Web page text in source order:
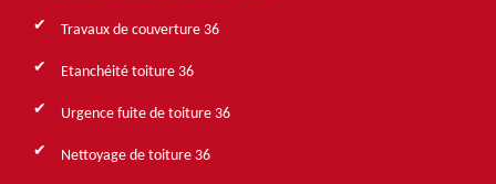
Travaux de couverture 36
Etanchéité toiture 36
Urgence fuite de toiture 36
Nettoyage de toiture 36